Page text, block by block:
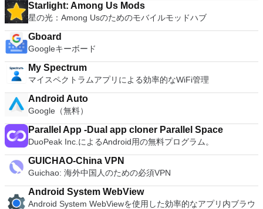
Starlight: Among Us Mods
星の光：Among Usのためのモバイルモッドハブ
Gboard
Googleキーボード
My Spectrum
マイスペクトラムアプリによる効率的なWiFi管理
Android Auto
Google（無料）
Parallel App -Dual app cloner Parallel Space
DuoPeak Inc.によるAndroid用の無料プログラム。
GUICHAO-China VPN
Guichao: 海外中国人のための必須VPN
Android System WebView
Android System WebViewを使用した効率的なアプリ内ブラウ